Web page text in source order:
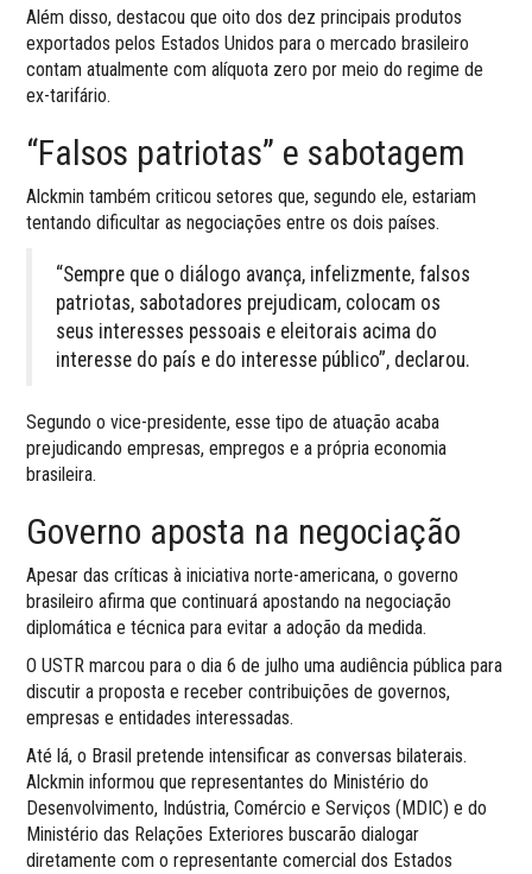
Além disso, destacou que oito dos dez principais produtos
exportados pelos Estados Unidos para o mercado brasileiro
contam atualmente com alíquota zero por meio do regime de
ex-tarifário.
“Falsos patriotas” e sabotagem
Alckmin também criticou setores que, segundo ele, estariam
tentando dificultar as negociações entre os dois países.
“Sempre que o diálogo avança, infelizmente, falsos
patriotas, sabotadores prejudicam, colocam os
seus interesses pessoais e eleitorais acima do
interesse do país e do interesse público”, declarou.
Segundo o vice-presidente, esse tipo de atuação acaba
prejudicando empresas, empregos e a própria economia
brasileira.
Governo aposta na negociação
Apesar das críticas à iniciativa norte-americana, o governo
brasileiro afirma que continuará apostando na negociação
diplomática e técnica para evitar a adoção da medida.
O USTR marcou para o dia 6 de julho uma audiência pública para
discutir a proposta e receber contribuições de governos,
empresas e entidades interessadas.
Até lá, o Brasil pretende intensificar as conversas bilaterais.
Alckmin informou que representantes do Ministério do
Desenvolvimento, Indústria, Comércio e Serviços (MDIC) e do
Ministério das Relações Exteriores buscarão dialogar
diretamente com o representante comercial dos Estados